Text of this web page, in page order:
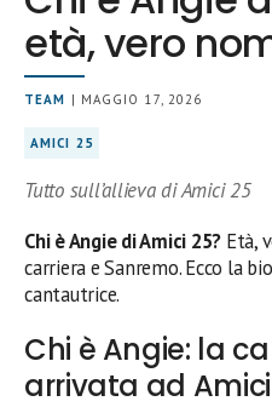
età, vero
TEAM | MAGGIO 17, 2026
AMICI 25
Tutto sull’allieva di Amici 25
Chi è Angie di Amici 25? Età,
carriera e Sanremo. Ecco la
cantautrice.
Chi è Angie: la
arrivata ad